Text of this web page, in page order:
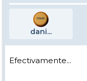
dani...
Efectivamente...